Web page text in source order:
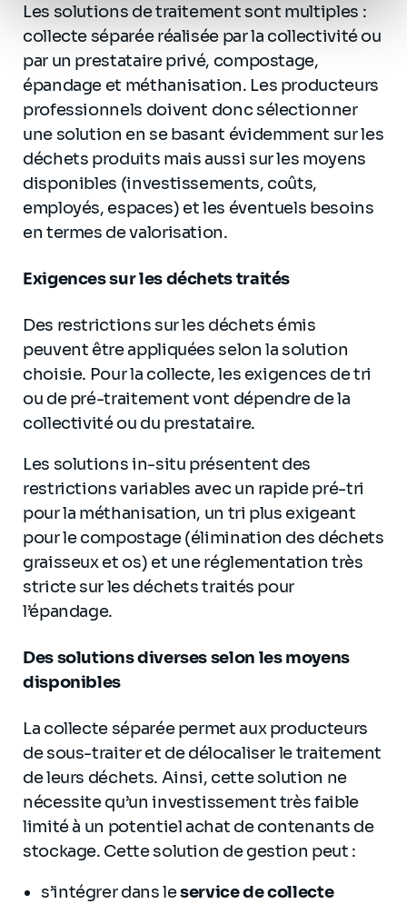
personnel.
Les solutions de traitement sont multiples :
collecte séparée réalisée par la collectivité ou
par un prestataire privé, compostage,
épandage et méthanisation. Les producteurs
professionnels doivent donc sélectionner
une solution en se basant évidemment sur les
déchets produits mais aussi sur les moyens
disponibles (investissements, coûts,
employés, espaces) et les éventuels besoins
en termes de valorisation.
Exigences sur les déchets traités
Des restrictions sur les déchets émis
peuvent être appliquées selon la solution
choisie. Pour la collecte, les exigences de tri
ou de pré-traitement vont dépendre de la
collectivité ou du prestataire.
Les solutions in-situ présentent des
restrictions variables avec un rapide pré-tri
pour la méthanisation, un tri plus exigeant
pour le compostage (élimination des déchets
graisseux et os) et une réglementation très
stricte sur les déchets traités pour
l’épandage.
Des solutions diverses selon les moyens
disponibles
La collecte séparée permet aux producteurs
de sous-traiter et de délocaliser le traitement
de leurs déchets. Ainsi, cette solution ne
nécessite qu’un investissement très faible
limité à un potentiel achat de contenants de
stockage. Cette solution de gestion peut :
s’intégrer dans leservice de collecte